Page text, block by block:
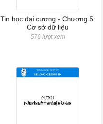
Tin học đại cương - Chương 5:
Cơ sở dữ liệu
576 lượt xem